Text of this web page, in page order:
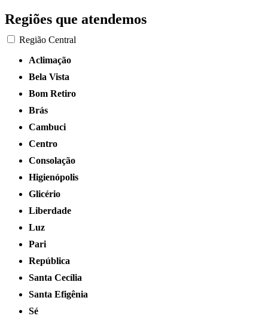
Regiões que atendemos
Região Central
Aclimação
Bela Vista
Bom Retiro
Brás
Cambuci
Centro
Consolação
Higienópolis
Glicério
Liberdade
Luz
Pari
República
Santa Cecília
Santa Efigênia
Sé